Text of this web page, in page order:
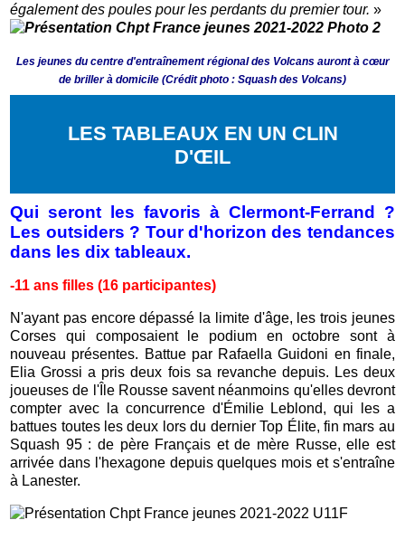
également des poules pour les perdants du premier tour.»
Les jeunes du centre d'entraînement régional des Volcans auront à cœur
de briller à domicile (Crédit photo : Squash des Volcans)
LES TABLEAUX EN UN CLIN
D'ŒIL
Qui seront les favoris à Clermont-Ferrand ?
Les outsiders ? Tour d'horizon des tendances
dans les dix tableaux.
-11 ans filles (16 participantes)
N'ayant pas encore dépassé la limite d'âge, les trois jeunes
Corses qui composaient le podium en octobre sont à
nouveau présentes. Battue par Rafaella Guidoni en finale,
Elia Grossi a pris deux fois sa revanche depuis. Les deux
joueuses de l'Île Rousse savent néanmoins qu'elles devront
compter avec la concurrence d'Émilie Leblond, qui les a
battues toutes les deux lors du dernier Top Élite, fin mars au
Squash 95 : de père Français et de mère Russe, elle est
arrivée dans l'hexagone depuis quelques mois et s'entraîne
à Lanester.